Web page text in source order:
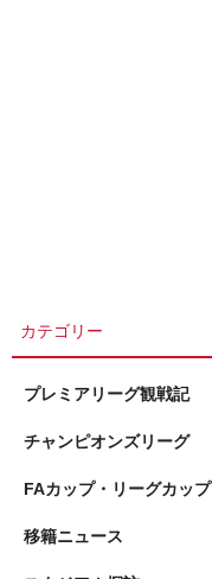
カテゴリー
プレミアリーグ観戦記
チャンピオンズリーグ
FAカップ・リーグカップ
移籍ニュース